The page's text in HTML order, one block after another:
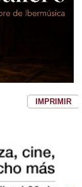
IMPRIMIR